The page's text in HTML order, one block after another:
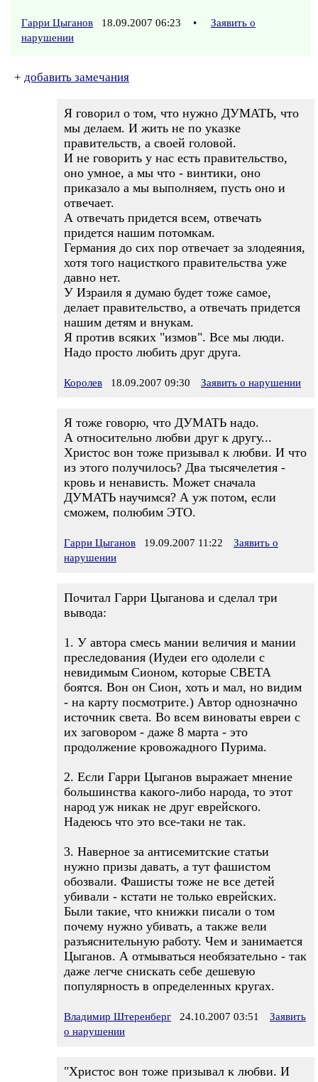
Гарри Цыганов 18.09.2007 06:23 •
Заявить о
нарушении
+ добавить замечания
Я говорил о том, что нужно ДУМАТЬ, что
мы делаем. И жить не по указке
правительств, а своей головой.
И не говорить у нас есть правительство,
оно умное, а мы что - винтики, оно
приказало а мы выполняем, пусть оно и
отвечает.
А отвечать придется всем, отвечать
придется нашим потомкам.
Германия до сих пор отвечает за злодеяния,
хотя того нацисткого правительства уже
давно нет.
У Израиля я думаю будет тоже самое,
делает правительство, а отвечать придется
нашим детям и внукам.
Я против всяких "измов". Все мы люди.
Надо просто любить друг друга.
Королев 18.09.2007 09:30 Заявить о нарушении
Я тоже говорю, что ДУМАТЬ надо.
А относительно любви друг к другу...
Христос вон тоже призывал к любви. И что
из этого получилось? Два тысячелетия -
кровь и ненависть. Может сначала
ДУМАТЬ научимся? А уж потом, если
сможем, полюбим ЭТО.
Гарри Цыганов 19.09.2007 11:22
Заявить о
нарушении
Почитал Гарри Цыганова и сделал три
вывода:
1. У автора смесь мании величия и мании
преследования (Иудеи его одолели с
невидимым Сионом, которые СВЕТА
боятся. Вон он Сион, хоть и мал, но видим
- на карту посмотрите.) Автор однозначно
источник света. Во всем виноваты евреи с
их заговором - даже 8 марта - это
продолжение кровожадного Пурима.
2. Если Гарри Цыганов выражает мнение
большинства какого-либо народа, то этот
народ уж никак не друг еврейского.
Надеюсь что это все-таки не так.
3. Наверное за антисемитские статьи
нужно призы давать, а тут фашистом
обозвали. Фашисты тоже не все детей
убивали - кстати не только еврейских.
Были такие, что книжки писали о том
почему нужно убивать, а также вели
разъяснительную работу. Чем и занимается
Цыганов. А отмываться необязательно - так
даже легче снискать себе дешевую
популярность в определенных кругах.
Владимир Штеренберг 24.10.2007 03:51
Заявить
о нарушении
"Христос вон тоже призывал к любви. И